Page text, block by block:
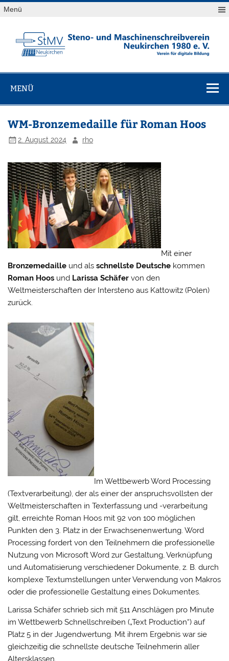
Skip
toMenü
Neukirchen
1980 e. V.
MENÜ
WM-Bronzemedaille für Roman Hoos
2. August 2024 rho
Mit einer
Bronzemedaille und alsschnellste Deutsche kommen
Roman Hoos und Larissa Schäfer von den
Weltmeisterschaften der Intersteno aus Kattowitz (Polen)
zurück.
Im Wettbewerb Word Processing
(Textverarbeitung), der als einer der anspruchsvollsten der
Weltmeisterschaften in Texterfassung und -verarbeitung
gilt, erreichte Roman Hoos mit 92 von 100 möglichen
Punkten den 3. Platz in der Erwachsenenwertung. Word
Processing fordert von den Teilnehmern die professionelle
Nutzung von Microsoft Word zur Gestaltung, Verknüpfung
und Automatisierung verschiedener Dokumente, z. B. durch
komplexe Textumstellungen unter Verwendung von Makros
oder die professionelle Gestaltung eines Dokumentes.
Larissa Schäfer schrieb sich mit 511 Anschlägen pro Minute
im Wettbewerb Schnellschreiben („Text Production“) auf
Platz 5 in der Jugendwertung. Mit ihrem Ergebnis war sie
gleichzeitig die schnellste deutsche Teilnehmerin aller
Altersklassen.